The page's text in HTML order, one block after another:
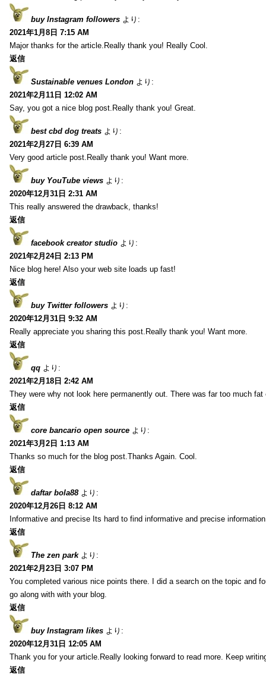
buy Instagram followers より:
2021年1月8日 7:15 AM
Major thanks for the article.Really thank you! Really Cool.
返信
Sustainable venues London より:
2021年2月11日 12:02 AM
Say, you got a nice blog post.Really thank you! Great.
best cbd dog treats より:
2021年2月27日 6:39 AM
Very good article post.Really thank you! Want more.
buy YouTube views より:
2020年12月31日 2:31 AM
This really answered the drawback, thanks!
返信
facebook creator studio より:
2021年2月24日 2:13 PM
Nice blog here! Also your web site loads up fast!
返信
buy Twitter followers より:
2020年12月31日 9:32 AM
Really appreciate you sharing this post.Really thank you! Want more.
返信
qq より:
2021年2月18日 2:42 AM
They were why not look here permanently out. There was far too much fat
返信
core bancario open source より:
2021年3月2日 1:13 AM
Thanks so much for the blog post.Thanks Again. Cool.
返信
daftar bola88 より:
2020年12月26日 8:12 AM
Informative and precise Its hard to find informative and precise
返信
The zen park より:
2021年2月23日 3:07 PM
You completed various nice points there. I did a search on the topic and
go along with with your blog.
返信
buy Instagram likes より:
2020年12月31日 12:05 AM
Thank you for your article.Really looking forward to read more. Keep
返信